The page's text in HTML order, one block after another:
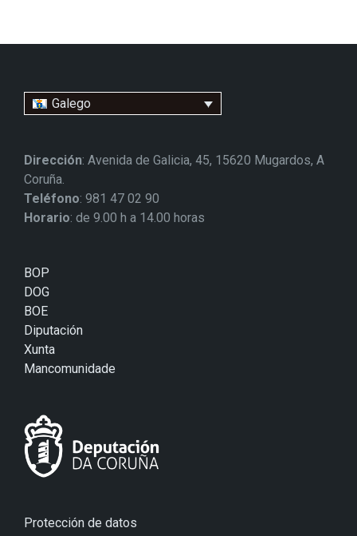
Galego
Dirección: Avenida de Galicia, 45, 15620 Mugardos, A
Coruña.
Teléfono: 981 47 02 90
Horario: de 9.00 h a 14.00 horas
BOP
DOG
BOE
Diputación
Xunta
Mancomunidade
Protección de datos